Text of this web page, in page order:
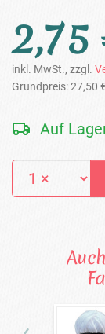
inkl. MwSt., zzgl.
Grundpreis:27,50
Auf